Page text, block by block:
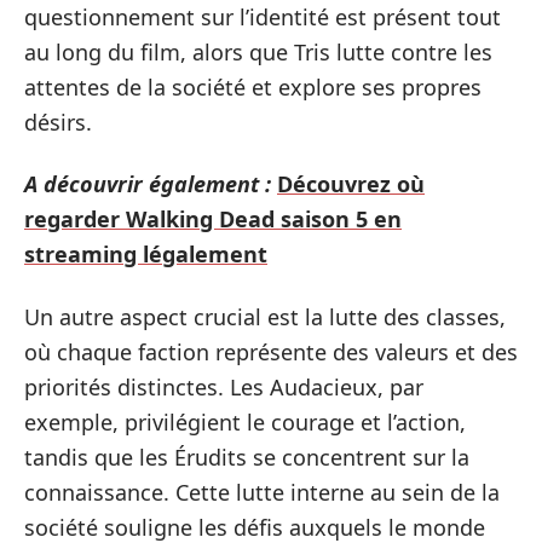
questionnement sur l’identité est présent tout
au long du film, alors que Tris lutte contre les
attentes de la société et explore ses propres
désirs.
A découvrir également : Découvrez où
regarder Walking Dead saison 5 en
streaming légalement
Un autre aspect crucial est la lutte des classes,
où chaque faction représente des valeurs et des
priorités distinctes. Les Audacieux, par
exemple, privilégient le courage et l’action,
tandis que les Érudits se concentrent sur la
connaissance. Cette lutte interne au sein de la
société souligne les défis auxquels le monde